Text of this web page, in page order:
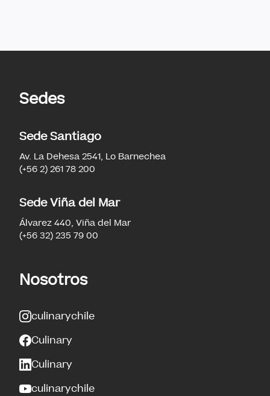
Sedes
Sede Santiago
Av. La Dehesa 2541, Lo Barnechea
(+56 2) 261 78 200
Sede Viña del Mar
Álvarez 440, Viña del Mar
(+56 32) 235 79 00
Nosotros
culinarychile
Culinary
Culinary
culinarychile